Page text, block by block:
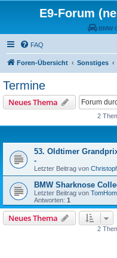
E9-Forum
BMW
FAQ
Foren-Übersicht Sonstiges
Termine
Neues Thema
2
53. Oldtimer
-
Letzter Beitrag von
BMW Sharknose
Letzter Beitrag von TomHom
Antworten: 1
Neues Thema
2